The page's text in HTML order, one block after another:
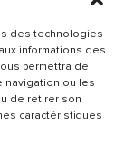
des technologies
informations des
permettra de
navigation ou les
de retirer son
caractéristiques